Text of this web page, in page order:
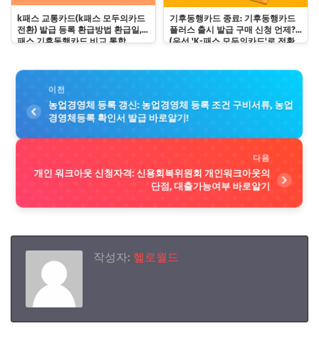
k패스 교통카드(k패스 모두의카드
전환) 발급 등록 환급방법 환급일, k
패스 기후동행카드 비교 통합
기후동행카드 종료: 기후동행카드
플러스 출시 발급 구매 신청 언제?
(우선 'K-패스 모두의카드'로 전환
이전
농업경영체 등록 갱신: 농업경영체 등록 조건 구비서류, 농업
경영체등록 확인서 발급 바로알기!
다음
개인 워크아웃 신청자격: 신용회복위원회 개인워크아웃의
단점, 대출가능여부 바로알기
작성자: 헬로월드